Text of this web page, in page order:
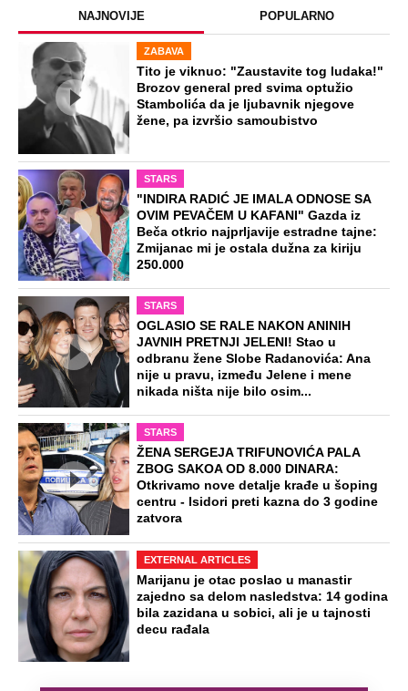
NAJNOVIJE POPULARNO
ZABAVA
Tito je viknuo: "Zaustavite tog ludaka!"
Brozov general pred svima optužio
Stambolića da je ljubavnik njegove
žene, pa izvršio samoubistvo
STARS
"INDIRA RADIĆ JE IMALA ODNOSE SA
OVIM PEVAČEM U KAFANI" Gazda iz
Beča otkrio najprljavije estradne tajne:
Zmijanac mi je ostala dužna za kiriju
250.000
STARS
OGLASIO SE RALE NAKON ANINIH
JAVNIH PRETNJI JELENI! Stao u
odbranu žene Slobe Radanovića: Ana
nije u pravu, između Jelene i mene
nikada ništa nije bilo osim...
STARS
ŽENA SERGEJA TRIFUNOVIĆA PALA
ZBOG SAKOA OD 8.000 DINARA:
Otkrivamo nove detalje krađe u šoping
centru - Isidori preti kazna do 3 godine
zatvora
EXTERNAL ARTICLES
Marijanu je otac poslao u manastir
zajedno sa delom nasledstva: 14 godina
bila zazidana u sobici, ali je u tajnosti
decu rađala